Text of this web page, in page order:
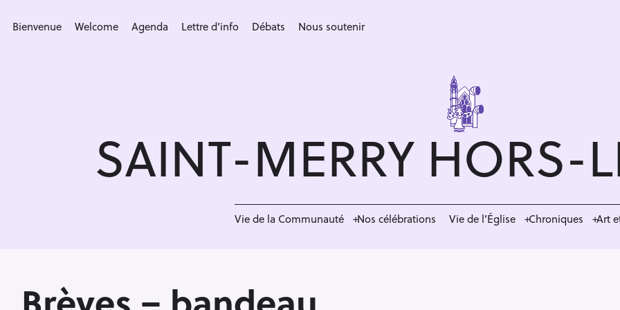
Bienvenue Welcome Agenda Lettre d’info Débats Nous soutenir
SAINT-MERRY HORS-
Vie de la Communauté Nos célébrations Vie de l’Église Chroniques Art